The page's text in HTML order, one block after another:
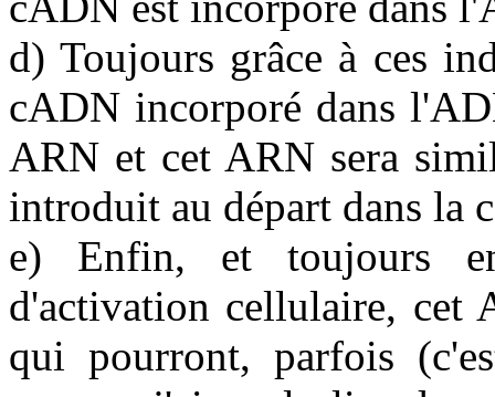
d) Toujours grâce à ces
cADN incorporé dans
ARN et cet ARN sera
introduit au départ dans la
e) Enfin, et toujours
d'activation cellulaire, cet
qui pourront, parfois